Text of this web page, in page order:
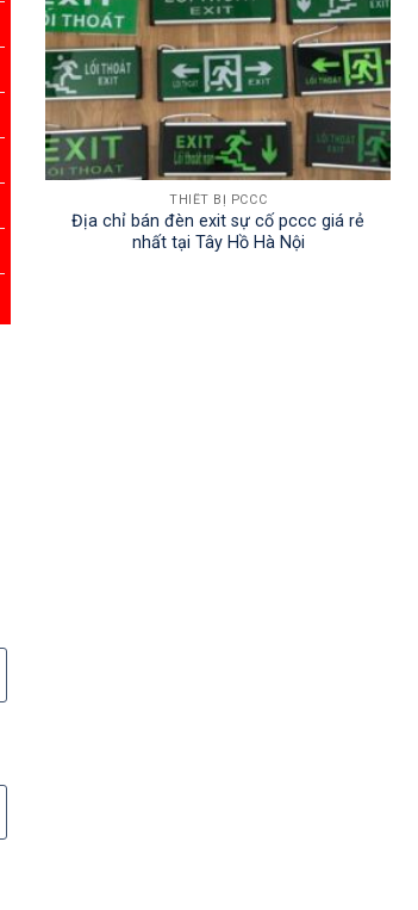
THIẾT BỊ PCCC
Địa chỉ bán đèn exit sự cố pccc giá rẻ
nhất tại Tây Hồ Hà Nội